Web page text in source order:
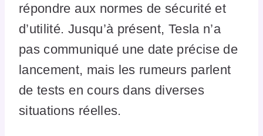
répondre aux normes de sécurité et
d’utilité. Jusqu’à présent, Tesla n’a
pas communiqué une date précise de
lancement, mais les rumeurs parlent
de tests en cours dans diverses
situations réelles.